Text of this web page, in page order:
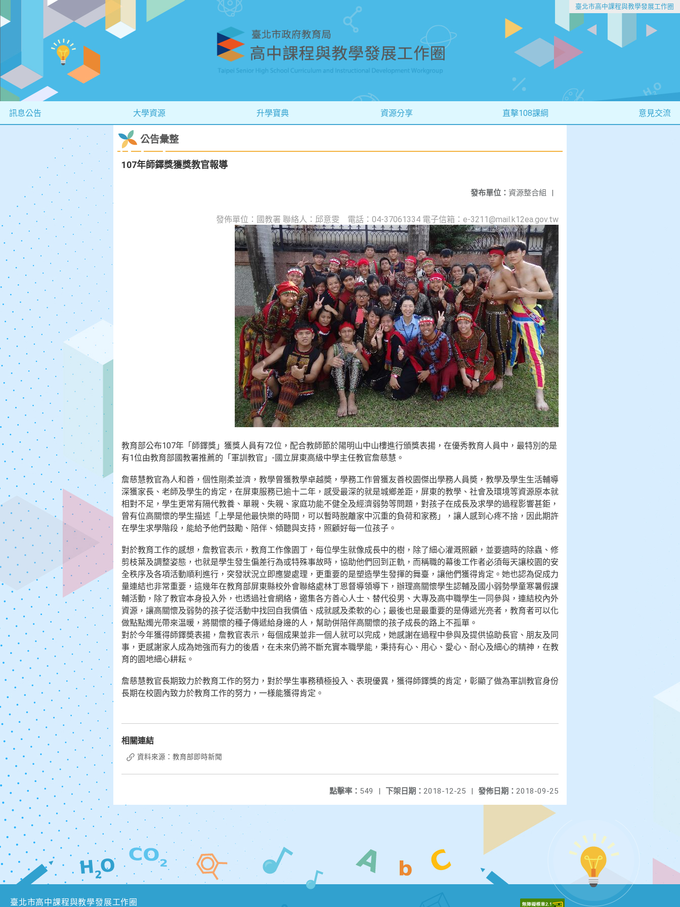
臺北市高中課程與教學發展工作圈
訊息公告 大學資源 升學寶典 資源分享 直擊108課綱 意見交流
公告彙整
107年師鐸獎獲獎教官報導
發布單位： 資源整合組 |
發佈單位：國教署 聯絡人：邱意雯 電話：04-37061334 電子信箱：e-3211@mail.k12ea.gov.tw
教育部公布107年「師鐸獎」獲獎人員有72位，配合教師節於陽明山中山樓進行頒獎表揚，在優秀教育人員中，最特別的是
有1位由教育部國教署推薦的「軍訓教官」-國立屏東高級中學主任教官詹慈慧。
詹慈慧教官為人和善，個性剛柔並濟，教學曾獲教學卓越奬，學務工作曾獲友善校園傑出學務人員奬，教學及學生生活輔導
深獲家長、老師及學生的肯定，在屏東服務已逾十二年，感受最深的就是城鄉差距，屏東的教學、社會及環境等資源原本就
相對不足，學生更常有隔代教養、單親、失親、家庭功能不健全及經濟弱勢等問題，對孩子在成長及求學的過程影響甚鉅，
曾有位高關懷的學生描述「上學是他最快樂的時間，可以暫時脫離家中沉重的負荷和家務」，讓人感到心疼不捨，因此期許
在學生求學階段，能給予他們鼓勵、陪伴、傾聽與支持，照顧好每一位孩子。
對於教育工作的感想，詹教官表示，教育工作像園丁，每位學生就像成長中的樹，除了細心灌溉照顧，並要適時的除蟲、修
剪枝葉及調整姿態，也就是學生發生偏差行為或特殊事故時，協助他們回到正軌，而稱職的幕後工作者必須每天讓校園的安
全秩序及各項活動順利進行，突發狀況立即應變處理，更重要的是塑造學生發揮的舞臺，讓他們獲得肯定。她也認為促成力
量連結也非常重要，這幾年在教育部屏東縣校外會聯絡處林丁恩督導領導下，辦理高關懷學生認輔及國小弱勢學童寒暑假課
輔活動，除了教官本身投入外，也透過社會網絡，邀集各方善心人士、替代役男、大專及高中職學生一同參與，連結校內外
資源，讓高關懷及弱勢的孩子從活動中找回自我價值、成就感及柔軟的心；最後也是最重要的是傳遞光亮者，教育者可以化
做點點燭光帶來温暖，將關懷的種子傳遞給身邊的人，幫助併陪伴高關懷的孩子成長的路上不孤單。
對於今年獲得師鐸奬表揚，詹教官表示，每個成果並非一個人就可以完成，她感謝在過程中參與及提供協助長官、朋友及同
事，更感謝家人成為她強而有力的後盾，在未來仍將不斷充實本職學能，秉持有心、用心、愛心、耐心及細心的精神，在教
育的園地細心耕耘。
詹慈慧教官長期致力於教育工作的努力，對於學生事務積極投入、表現優異，獲得師鐸獎的肯定，彰顯了做為軍訓教官身份
長期在校園內致力於教育工作的努力，一様能獲得肯定。
相關連結
資料來源：教育部即時新聞
發佈日期： 2018-09-25
下架日期： 2018-12-25 |
點擊率： 549 |
臺北市高中課程與教學發展工作圈